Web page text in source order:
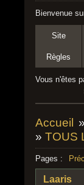
Bienvenue
Site
Règles
Vous n'êtes
Accueil »
» TOUS
Pages :
Laaris